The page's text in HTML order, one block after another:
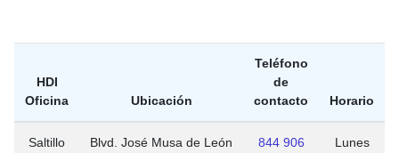
HDI
Oficina
Ubicación
Teléfono
de
contacto
Horario
Saltillo
Blvd. José Musa de León
844 906
Lunes